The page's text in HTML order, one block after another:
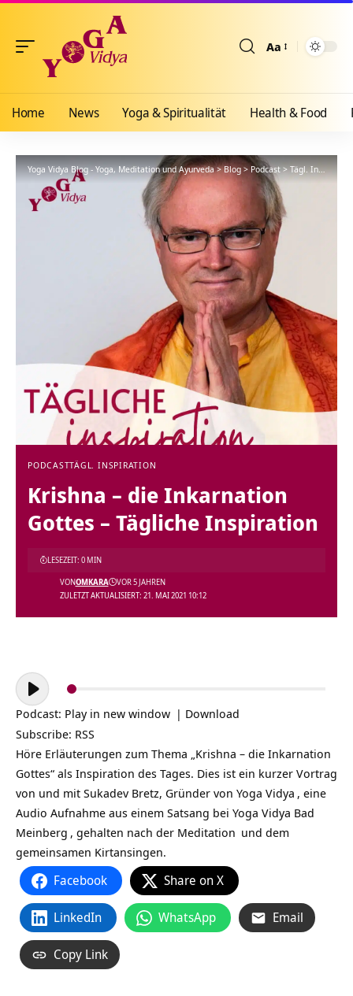
Aa
Home News Yoga & Spiritualität Health & Food
Yoga Vidya Blog - Yoga, Meditation und Ayurveda>Blog>Podcast>Tägl. Inspiration
PODCASTTÄGL. INSPIRATION
Krishna – die Inkarnation
Gottes – Tägliche Inspiration
ZULETZT AKTUALISIERT: 21. MAI 2021 10:12
VONOMKARA VOR 5 JAHREN
LESEZEIT: 0 MIN
Audio-
Player
Podcast: Play in new window | Download
Subscribe: RSS
Höre Erläuterungen zum Thema „Krishna – die Inkarnation
Gottes“ als Inspiration des Tages. Dies ist ein kurzer Vortrag
von und mit Sukadev Bretz, Gründer von Yoga Vidya , eine
Audio Aufnahme aus einem Satsang bei Yoga Vidya Bad
Meinberg , gehalten nach der Meditation und dem
gemeinsamen Kirtansingen.
Facebook Share on X
LinkedIn WhatsApp Email
Copy Link